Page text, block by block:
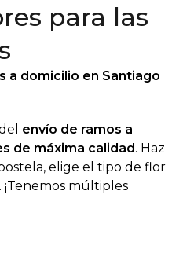
para las
a domicilio en Santiago
envío de ramos a
de máxima calidad. Haz
elige el tipo de flor
. ¡Tenemos múltiples